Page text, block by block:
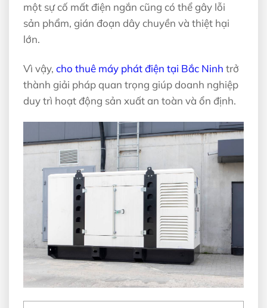
một sự cố mất điện ngắn cũng có thể gây lỗi
sản phẩm, gián đoạn dây chuyền và thiệt hại
lớn.
Vì vậy, cho thuê máy phát điện tại Bắc Ninh trở
thành giải pháp quan trọng giúp doanh nghiệp
duy trì hoạt động sản xuất an toàn và ổn định.